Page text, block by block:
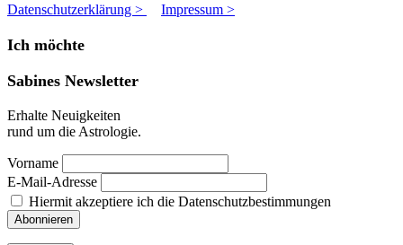
Datenschutzerklärung > Impressum >
Ich möchte
Sabines Newsletter
Erhalte Neuigkeiten
rund um die Astrologie.
Vorname
E-Mail-Adresse
Hiermit akzeptiere ich die Datenschutzbestimmungen